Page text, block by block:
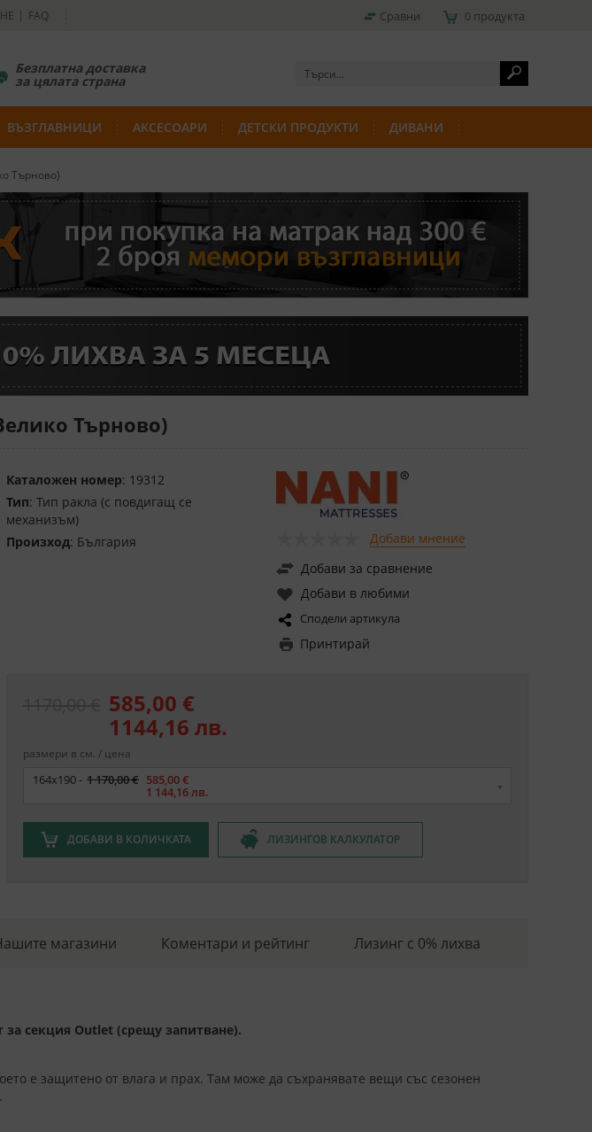
FAQ Сравни 0 продукта
Безплатна доставка
за цялата страна
ВЪЗГЛАВНИЦИ АКСЕСОАРИ ДЕТСКИ ПРОДУКТИ ДИВАНИ
Търново)
Търново)
Каталожен номер: 19312
Тип: Тип ракла (с повдигащ се
механизъм)
Произход: България
Добави мнение
Добави за сравнение
Добави в любими
Сподели артикула
Принтирай
585,00 €
1144,16 лв.
размери в см. / цена
Размер
164x190 - 1 170,00 € 585,00 €
1 144,16 лв.
ДОБАВИ В КОЛИЧКАТА ЛИЗИНГОВ КАЛКУЛАТОР
магазини Коментари и рейтинг Лизинг с 0% лихва
за секция Outlet (срещу запитване).
е защитено от влага и прах. Там може да съхранявате вещи със сезонен